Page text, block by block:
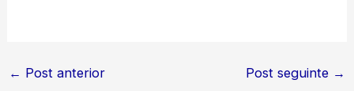
← Post anterior Post seguinte →